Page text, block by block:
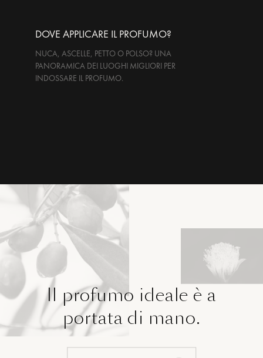
DOVE APPLICARE IL PROFUMO?
NUCA, ASCELLE, PETTO O POLSO? UNA
PANORAMICA DEI LUOGHI MIGLIORI PER
INDOSSARE IL PROFUMO.
Il profumo ideale è a
portata di mano.